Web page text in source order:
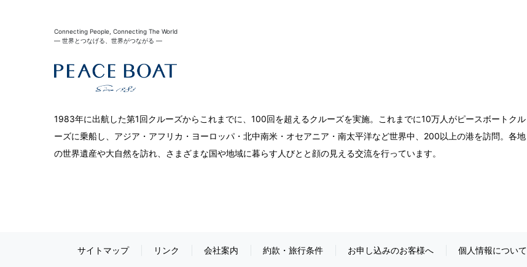
Connecting People, Connecting The World
― 世界とつなげる、世界がつながる ―
1983年に出航した第1回クルーズからこれまでに、100回を超えるクルーズを実施。これまでに10万人がピースボートクル
ーズに乗船し、アジア・アフリカ・ヨーロッパ・北中南米・オセアニア・南太平洋など世界中、200以上の港を訪問。各地
の世界遺産や大自然を訪れ、さまざまな国や地域に暮らす人びとと顔の見える交流を行っています。
サイトマップ リンク 会社案内 約款・旅行条件 お申し込みのお客様へ 個人情報について